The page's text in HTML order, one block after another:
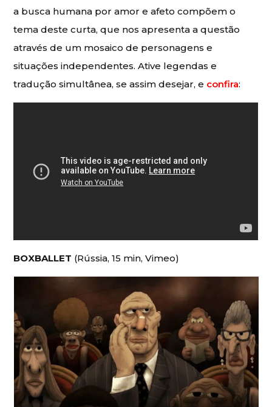
a busca humana por amor e afeto compõem o
tema deste curta, que nos apresenta a questão
através de um mosaico de personagens e
situações independentes. Ative legendas e
tradução simultânea, se assim desejar, e confira:
BOXBALLET (Rússia, 15 min, Vimeo)